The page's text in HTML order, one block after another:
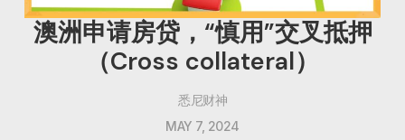
澳洲申请房贷，“慎用”交叉抵押
（Cross collateral）
悉尼财神
MAY 7, 2024